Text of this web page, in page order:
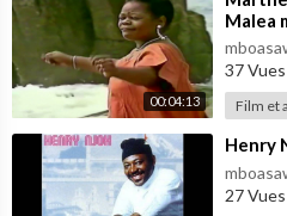
00:04:13
Malea
37 Vues
Film et
⁣Henry
27 Vues